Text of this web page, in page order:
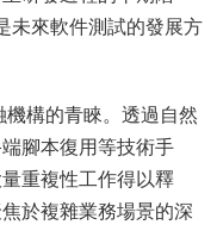
來軟件測試的發展方
構的青睞。透過自然
腳本復用等技術手
重複性工作得以釋
於複雜業務場景的深